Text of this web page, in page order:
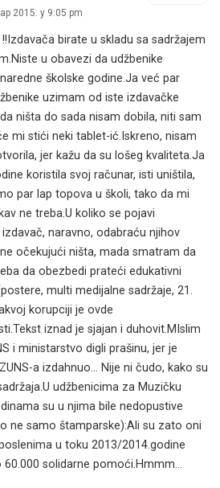
2015. у 9:05 pm
birate u skladu sa sadržajem
u obavezi da udžbenike
školske godine.Ja već par
uzimam od iste izdavačke
ništa do sada nisam dobila, niti sam
mi stići neki tablet-ić.Iskreno, nisam
jer kažu da su lošeg kvaliteta.Ja
koristila svoj računar, isti uništila,
par lap topova u školi, tako da mi
ne treba.U koliko se pojavi
izdavač, naravno, odabraću njihov
očekujući ništa, mada smatram da
da obezbedi prateći edukativni
multi medijalne sadržaje, 21.
korupciji je ovde
iznad je sjajan i duhovit.MIslim
i ministarstvo digli prašinu, jer je
a izdahnuo… Nije ni čudo, kako su
udžbenicima za Muzičku
su u njima bile nedopustive
ne samo štamparske):Ali su zato oni
u toku 2013/2014.godine
60.000 solidarne pomoći.Hmmm…